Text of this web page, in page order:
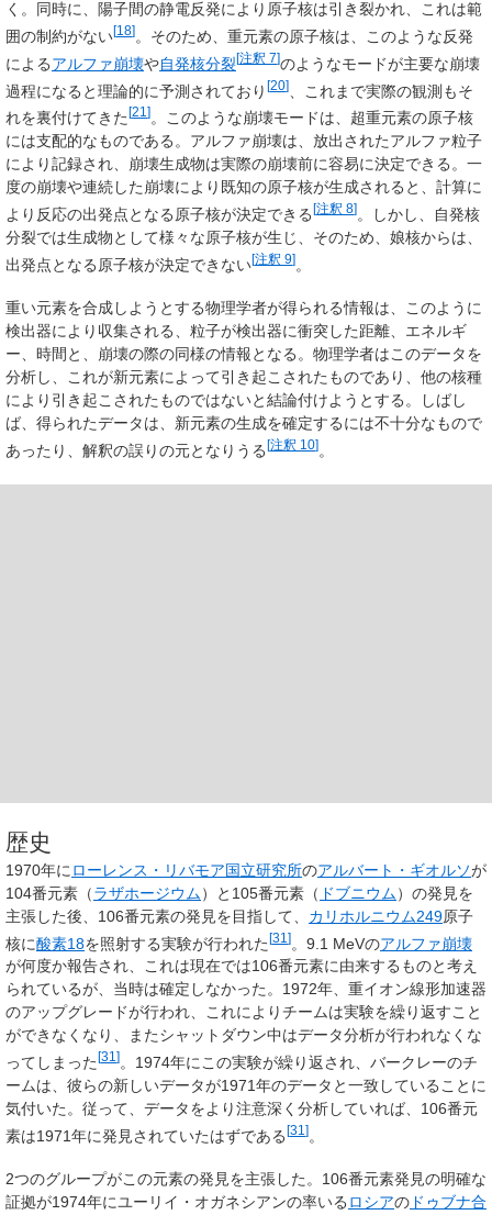
く。同時に、陽子間の静電反発により原子核は引き裂かれ、これは範
囲の制約がない[18] 。そのため、重元素の原子核は、このような反発
によるアルファ崩壊や自発核分裂[注釈 7]のようなモードが主要な崩壊
過程になると理論的に予測されており [20]
、これまで実際の観測もそ
れを裏付けてきた [21 ] 。このような崩壊モードは、超重元素の原子核
には支配的なものである。アルファ崩壊は、放出されたアルファ粒子
により記録され、崩壊生成物は実際の崩壊前に容易に決定できる。一
度の崩壊や連続した崩壊により既知の原子核が生成されると、計算に
より反応の出発点となる原子核が決定できる [注釈 8] 。しかし、自発核
分裂では生成物として様々な原子核が生じ、そのため、娘核からは、
出発点となる原子核が決定できない[注釈 9]。
重い元素を合成しようとする物理学者が得られる情報は、このように
検出器により収集される、粒子が検出器に衝突した距離、エネルギ
ー、時間と、崩壊の際の同様の情報となる。物理学者はこのデータを
分析し、これが新元素によって引き起こされたものであり、他の核種
により引き起こされたものではないと結論付けようとする。しばし
ば、得られたデータは、新元素の生成を確定するには不十分なもので
あったり、解釈の誤りの元となりうる[注釈 10]。
歴史
1970年に ローレンス・リバモア国立研究所のアルバート・ギオルソが
104番元素（ラザホージウム）と105番元素（ ドブニウム）の発見を
主張した後、106番元素の発見を目指して、 カリホルニウム249原子
核に酸素18を照射する実験が行われた[31 ]。9.1 MeVのアルファ崩壊
が何度か報告され、これは現在では106番元素に由来するものと考え
られているが、当時は確定しなかった。1972年、重イオン線形加速器
のアップグレードが行われ、これによりチームは実験を繰り返すこと
ができなくなり、またシャットダウン中はデータ分析が行われなくな
ってしまった [31 ] 。1974年にこの実験が繰り返され、バークレーのチ
ームは、彼らの新しいデータが1971年のデータと一致していることに
気付いた。従って、データをより注意深く分析していれば、106番元
素は1971年に発見されていたはずである[31 ]。
2つのグループがこの元素の発見を主張した。106番元素発見の明確な
証拠が1974年にユーリイ・オガネシアンの率いる ロシアの ドゥブナ合